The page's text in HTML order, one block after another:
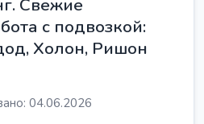
Свежие
с подвозкой:
Холон, Ришон
04.06.2026